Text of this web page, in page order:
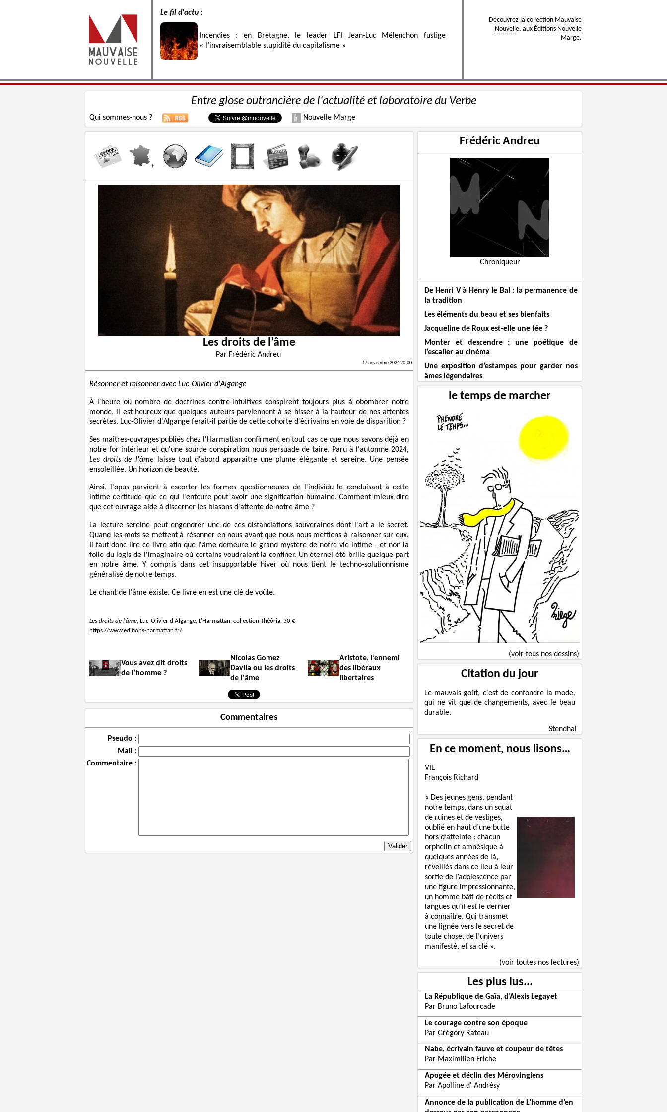
Le fil d'actu :
Incendies : en Bretagne, le leader LFI Jean-Luc Mélenchon fustige
« l’invraisemblable stupidité du capitalisme »
Découvrez la collection Mauvaise
Nouvelle, aux Éditions Nouvelle
Marge.
Entre glose outrancière de l'actualité et laboratoire du Verbe
Qui sommes-nous ? Nouvelle Marge
Les droits de l’âme
Par Frédéric Andreu
17 novembre 2024 20:00
Résonner et raisonner avec Luc-Olivier d'Algange
À l'heure où nombre de doctrines contre-intuitives conspirent toujours plus à obombrer notre
monde, il est heureux que quelques auteurs parviennent à se hisser à la hauteur de nos attentes
secrètes. Luc-Olivier d'Algange ferait-il partie de cette cohorte d'écrivains en voie de disparition ?
Ses maîtres-ouvrages publiés chez l'Harmattan confirment en tout cas ce que nous savons déjà en
notre for intérieur et qu'une sourde conspiration nous persuade de taire. Paru à l'automne 2024,
Les droits de l'âme laisse tout d'abord apparaître une plume élégante et sereine. Une pensée
ensoleillée. Un horizon de beauté.
Ainsi, l'opus parvient à escorter les formes questionneuses de l'individu le conduisant à cette
intime certitude que ce qui l'entoure peut avoir une signification humaine. Comment mieux dire
que cet ouvrage aide à discerner les blasons d'attente de notre âme ?
La lecture sereine peut engendrer une de ces distanciations souveraines dont l'art a le secret.
Quand les mots se mettent à résonner en nous avant que nous nous mettions à raisonner sur eux.
Il faut donc lire ce livre afin que l'âme demeure le grand mystère de notre vie intime - et non la
folle du logis de l'imaginaire où certains voudraient la confiner. Un éternel été brille quelque part
en notre âme. Y compris dans cet insupportable hiver où nous tient le techno-solutionnisme
généralisé de notre temps.
Le chant de l'âme existe. Ce livre en est une clé de voûte.
Les droits de l’âme, Luc-Olivier d'Algange, L'Harmattan, collection Théôria, 30 €
https://www.editions-harmattan.fr/
Vous avez dit droits
de l’homme ?
Nicolas Gomez
Davila ou les droits
de l'âme
Aristote, l’ennemi
des libéraux
libertaires
Commentaires
Pseudo :
Mail :
Commentaire :
Frédéric Andreu
Chroniqueur
De Henri V à Henry le Bal : la permanence de
la tradition
Les éléments du beau et ses bienfaits
Jacqueline de Roux est-elle une fée ?
Monter et descendre : une poétique de
l’escalier au cinéma
Une exposition d’estampes pour garder nos
âmes légendaires
le temps de marcher
(voir tous nos dessins)
Citation du jour
Le mauvais goût, c'est de confondre la mode,
qui ne vit que de changements, avec le beau
durable.
Stendhal
En ce moment, nous lisons…
VIE
François Richard
« Des jeunes gens, pendant
notre temps, dans un squat
de ruines et de vestiges,
oublié en haut d’une butte
hors d’atteinte : chacun
orphelin et amnésique à
quelques années de là,
réveillés dans ce lieu à leur
sortie de l’adolescence par
une figure impressionnante,
un homme bâti de récits et
langues qu’il est le dernier
à connaître. Qui transmet
une lignée vers le secret de
toute chose, de l’univers
manifesté, et sa clé ».
(voir toutes nos lectures)
Les plus lus...
La République de Gaïa, d’Alexis Legayet
Par Bruno Lafourcade
Le courage contre son époque
Par Grégory Rateau
Nabe, écrivain fauve et coupeur de têtes
Par Maximilien Friche
Apogée et déclin des Mérovingiens
Par Apolline d' Andrésy
Annonce de la publication de L’homme d’en